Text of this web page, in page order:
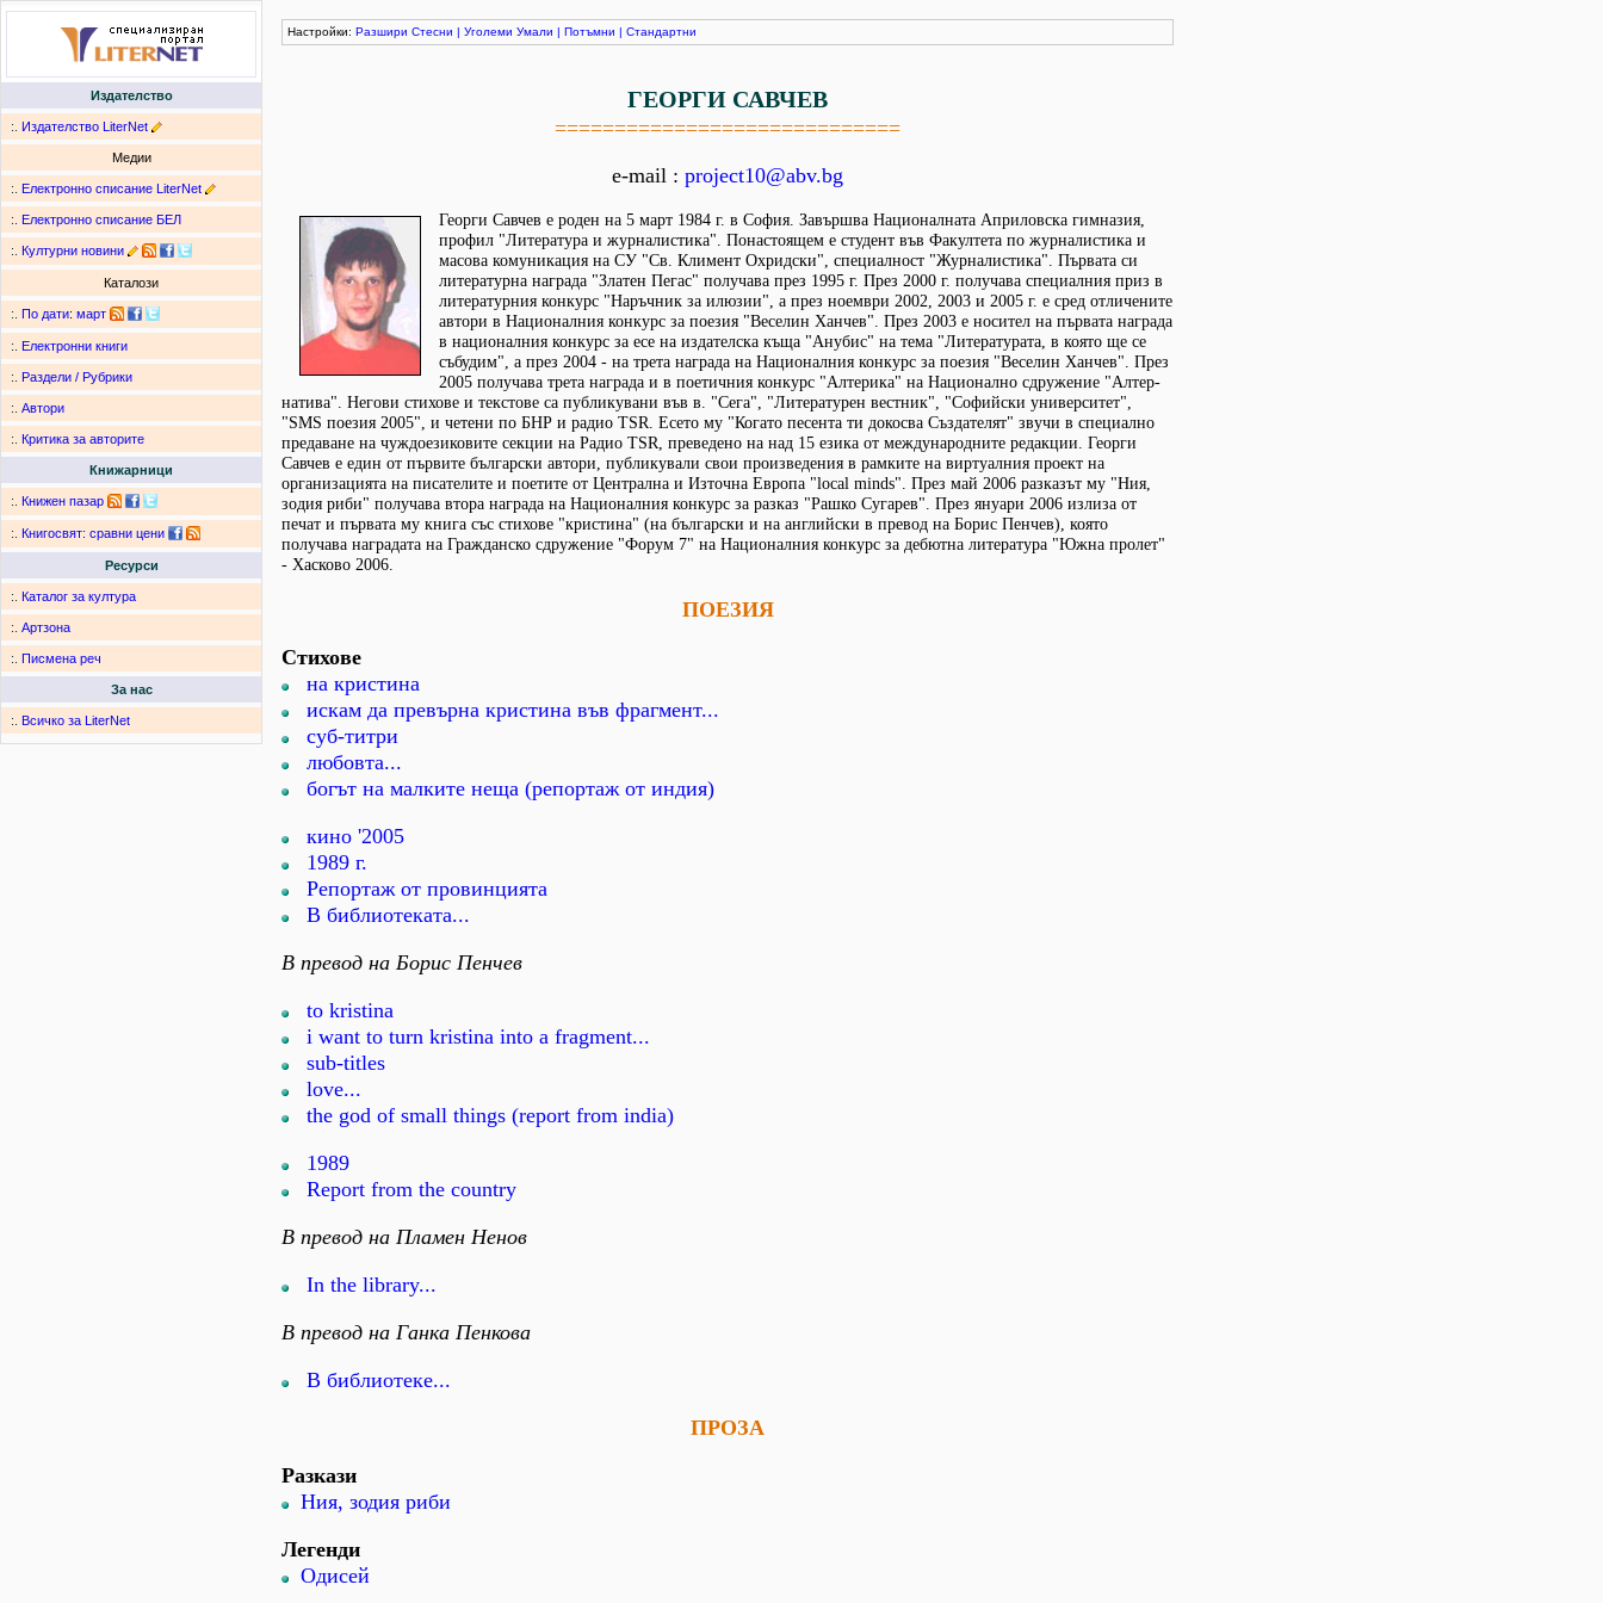
Издателство
:. Издателство LiterNet
Медии
:. Електронно списание LiterNet
:. Електронно списание БЕЛ
:. Културни новини
Каталози
:. По дати: март
:. Електронни книги
:. Раздели / Рубрики
:. Автори
:. Критика за авторите
Книжарници
:. Книжен пазар
:. Книгосвят: сравни цени
Ресурси
:. Каталог за култура
:. Артзона
:. Писмена реч
За нас
:. Всичко за LiterNet
Настройки: Разшири Стесни | Уголеми Умали | Потъмни | Стандартни
ГЕОРГИ САВЧЕВ
=============================
e-mail : project10@abv.bg
Георги Савчев е роден на 5 март 1984 г. в София. Завършва Националната Априловска гимназия,
профил "Литература и журналистика". Понастоящем е студент във Факултета по журналистика и
масова комуникация на СУ "Св. Климент Охридски", специалност "Журналистика". Първата си
литературна награда "Златен Пегас" получава през 1995 г. През 2000 г. получава специалния приз в
литературния конкурс "Наръчник за илюзии", а през ноември 2002, 2003 и 2005 г. е сред отличените
автори в Националния конкурс за поезия "Веселин Ханчев". През 2003 е носител на първата награда
в националния конкурс за есе на издателска къща "Анубис" на тема "Литературата, в която ще се
събудим", а през 2004 - на трета награда на Националния конкурс за поезия "Веселин Ханчев". През
2005 получава трета награда и в поетичния конкурс "Алтерика" на Национално сдружение "Алтер-
натива". Негови стихове и текстове са публикувани във в. "Сега", "Литературен вестник", "Софийски университет",
"SMS поезия 2005", и четени по БНР и радио TSR. Есето му "Когато песента ти докосва Създателят" звучи в специално
предаване на чуждоезиковите секции на Радио TSR, преведено на над 15 езика от международните редакции. Георги
Савчев е един от първите български автори, публикували свои произведения в рамките на виртуалния проект на
организацията на писателите и поетите от Централна и Източна Европа "local minds". През май 2006 разказът му "Ния,
зодия риби" получава втора награда на Националния конкурс за разказ "Рашко Сугарев". През януари 2006 излиза от
печат и първата му книга със стихове "кристина" (на български и на английски в превод на Борис Пенчев), която
получава наградата на Гражданско сдружение "Форум 7" на Националния конкурс за дебютна литература "Южна пролет"
- Хасково 2006.
ПОЕЗИЯ
Стихове
на кристина
искам да превърна кристина във фрагмент...
суб-титри
любовта...
богът на малките неща (репортаж от индия)
кино '2005
1989 г.
Репортаж от провинцията
В библиотеката...
В превод на Борис Пенчев
to kristina
i want to turn kristina into a fragment...
sub-titles
love...
the god of small things (report from india)
1989
Report from the country
В превод на Пламен Ненов
In the library...
В превод на Ганка Пенкова
В библиотеке...
ПРОЗА
Разкази
Ния, зодия риби
Легенди
Одисей